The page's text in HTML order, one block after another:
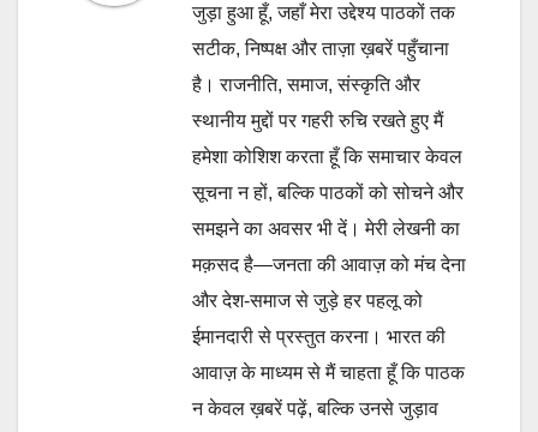
जुड़ा हुआ हूँ, जहाँ मेरा उद्देश्य पाठकों तक
सटीक, निष्पक्ष और ताज़ा ख़बरें पहुँचाना
है। राजनीति, समाज, संस्कृति और
स्थानीय मुद्दों पर गहरी रुचि रखते हुए मैं
हमेशा कोशिश करता हूँ कि समाचार केवल
सूचना न हों, बल्कि पाठकों को सोचने और
समझने का अवसर भी दें। मेरी लेखनी का
मक़सद है—जनता की आवाज़ को मंच देना
और देश-समाज से जुड़े हर पहलू को
ईमानदारी से प्रस्तुत करना। भारत की
आवाज़ के माध्यम से मैं चाहता हूँ कि पाठक
न केवल ख़बरें पढ़ें, बल्कि उनसे जुड़ाव